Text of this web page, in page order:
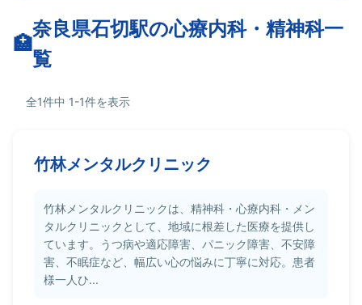
奈良県石切駅の心療内科・精神科一
覧
全1件中 1-1件を表示
竹林メンタルクリニック
竹林メンタルクリニックは、精神科・心療内科・メン
タルクリニックとして、地域に根差した医療を提供し
ています。うつ病や適応障害、パニック障害、不安障
害、不眠症など、幅広い心の悩みに丁寧に対応。患者
様一人ひ...